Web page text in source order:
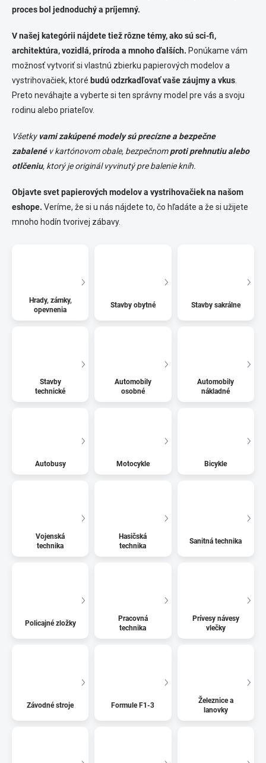
proces bol jednoduchý a príjemný.
V našej kategórii nájdete tiež rôzne témy, ako sú sci-fi,
architektúra, vozidlá, príroda a mnoho ďalších. Ponúkame vám
možnosť vytvoriť si vlastnú zbierku papierových modelov a
vystrihovačiek, ktoré budú odzrkadľovať vaše záujmy a vkus
Preto neváhajte a vyberte si ten správny model pre vás a svoju
rodinu alebo priateľov.
Všetky vami zakúpené modely sú precízne a bezpečne
zabalenév kartónovom obale, bezpečnomproti prehnutiu alebo
otlčeniu, ktorý je originál vyvinutý pre balenie kníh.
Objavte svet papierových modelov a vystrihovačiek na našom
eshope. Veríme, že si u nás nájdete to, čo hľadáte a že si užijete
mnoho hodín tvorivej zábavy.
Hrady, zámky,
opevnenia
Stavby obytné Stavby sakrálne
Stavby
technické
Automobily
osobné
Automobily
nákladné
Autobusy Motocykle Bicykle
Vojenská
technika
Hasičská
technika
Sanitná technika
Policajné zložky
Pracovná
technika
Prívesy návesy
vlečky
Závodné stroje Formule F1-3
Železnice a
lanovky